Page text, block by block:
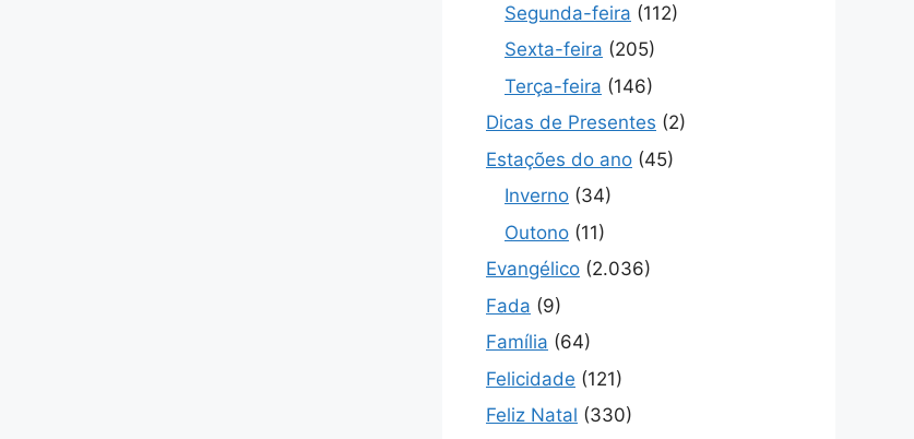
Segunda-feira (112)
Sexta-feira (205)
Terça-feira (146)
Dicas de Presentes (2)
Estações do ano (45)
Inverno (34)
Outono (11)
Evangélico (2.036)
Fada (9)
Família (64)
Felicidade (121)
Feliz Natal (330)